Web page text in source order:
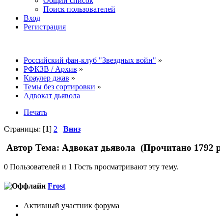
Поиск пользователей
Вход
Регистрация
Российский фан-клуб "Звездных войн" »
РФКЗВ / Архив »
Краулер джав »
Темы без сортировки »
Адвокат дьявола
Печать
Страницы: [1] 2 Вниз
Автор Тема: Адвокат дьявола (Прочитано 1792
0 Пользователей и 1 Гость просматривают эту тему.
Frost
Активный участник форума